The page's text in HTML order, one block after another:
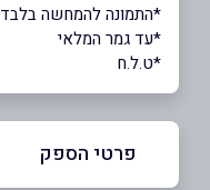
*התמונה להמחשה בלבד
*עד גמר המלאי
*ט.ל.ח
פרטי הספק